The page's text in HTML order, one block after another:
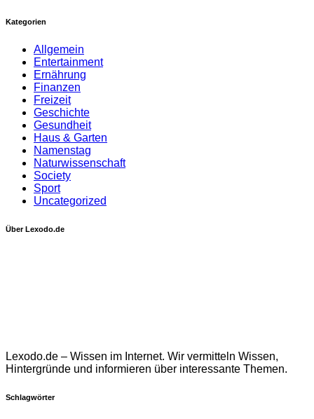
Kategorien
Allgemein
Entertainment
Ernährung
Finanzen
Freizeit
Geschichte
Gesundheit
Haus & Garten
Namenstag
Naturwissenschaft
Society
Sport
Uncategorized
Über Lexodo.de
Lexodo.de – Wissen im Internet. Wir vermitteln Wissen,
Hintergründe und informieren über interessante Themen.
Schlagwörter